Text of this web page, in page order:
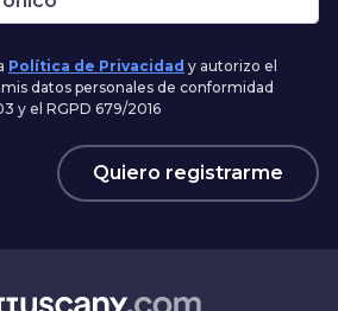
Política de Privacidad y autorizo el
datos personales de conformidad
y el RGPD 679/2016
Quiero registrarme